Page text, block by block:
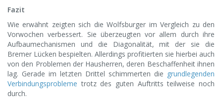
Fazit
Wie erwähnt zeigten sich die Wolfsburger im Vergleich zu den
Vorwochen verbessert. Sie überzeugten vor allem durch ihre
Aufbaumechanismen und die Diagonalität, mit der sie die
Bremer Lücken bespielten. Allerdings profitierten sie hierbei auch
von den Problemen der Hausherren, deren Beschaffenheit ihnen
lag. Gerade im letzten Drittel schimmerten die grundlegenden
Verbindungsprobleme trotz des guten Auftritts teilweise noch
durch.